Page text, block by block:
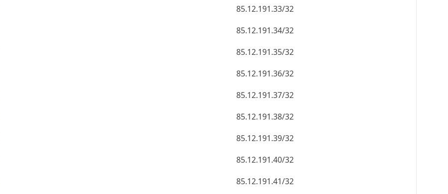
85.12.191.33/32
85.12.191.34/32
85.12.191.35/32
85.12.191.36/32
85.12.191.37/32
85.12.191.38/32
85.12.191.39/32
85.12.191.40/32
85.12.191.41/32